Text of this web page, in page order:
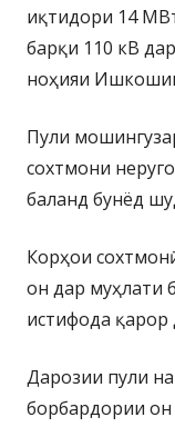
иқтидори 14
барқи 110 кВ
ноҳияи
Пули
сохтмони
баланд бунёд
Корҳои
он дар муҳлати
истифода
Дарозии пули
борбардории